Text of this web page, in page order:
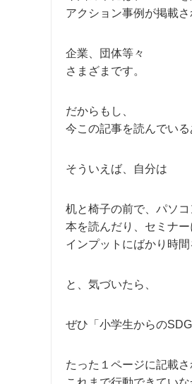
アクション事例が掲載さ
企業、団体等々
さまざまです。
だからもし、
今この記事を読んでい
そういえば、自分は
机と椅子の前で、パソ
本を読んだり、セミナー
インプットにばかり時
と、気づいたら、
ぜひ「小学生からの
たった１ページに記載